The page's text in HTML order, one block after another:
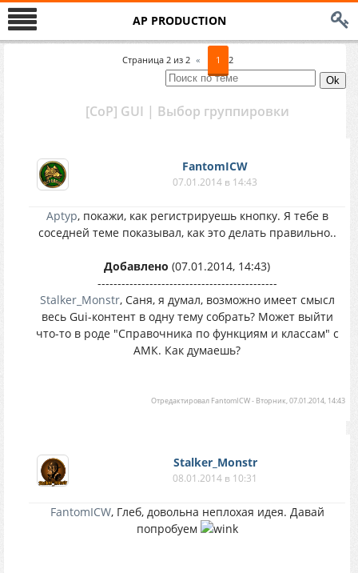
AP PRODUCTION
Страница 2 из 2 « 1 2
[CoP] GUI | Выбор группировки
FantomICW
07.01.2014 в 14:43
Aptyp, покажи, как регистрируешь кнопку. Я тебе в
соседней теме показывал, как это делать правильно..
Добавлено (07.01.2014, 14:43)
---------------------------------------------
Stalker_Monstr, Саня, я думал, возможно имеет смысл
весь Gui-контент в одну тему собрать? Может выйти
что-то в роде "Справочника по функциям и классам" с
АМК. Как думаешь?
Отредактировал FantomICW- Вторник, 07.01.2014, 14:43
Stalker_Monstr
08.01.2014 в 10:31
FantomICW, Глеб, довольна неплохая идея. Давай
попробуем